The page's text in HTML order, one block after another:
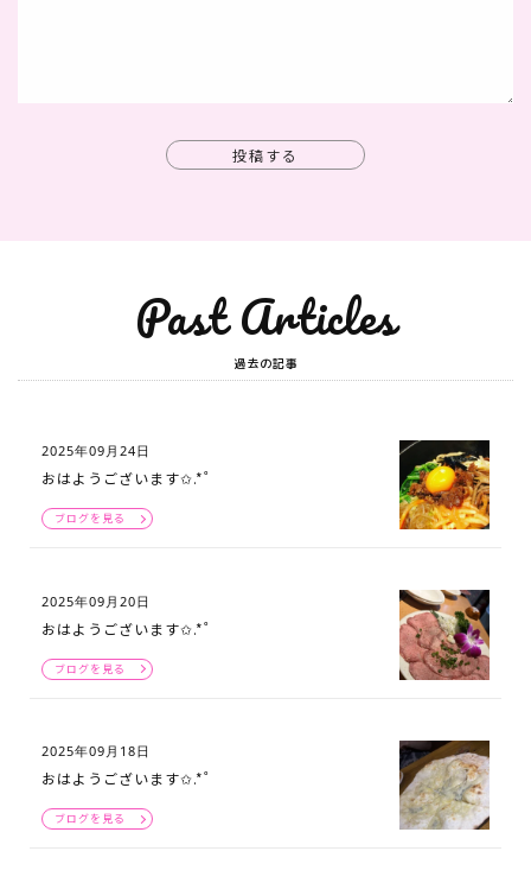
投稿する
Past Articles
過去の記事
2025年09月24日
おはようございます✩.*˚
ブログを見る
2025年09月20日
おはようございます✩.*˚
ブログを見る
2025年09月18日
おはようございます✩.*˚
ブログを見る